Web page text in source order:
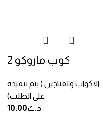
كوب ماروكو 2
الاكواب والفناجين ( يتم تنفيذه
على الطلب)
د.ك10.00